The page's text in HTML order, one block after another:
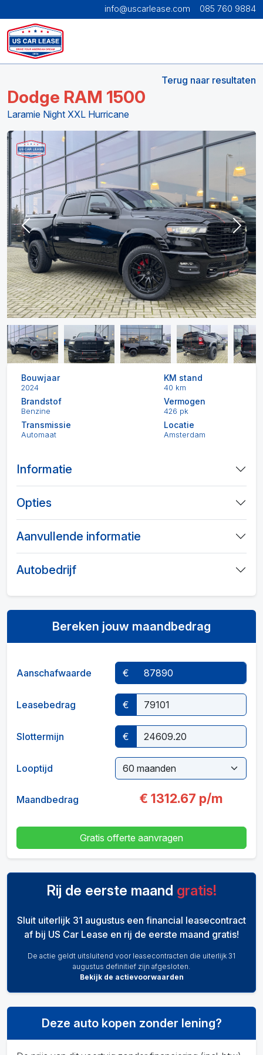
info@uscarlease.com 085 760 9884
Terug naar resultaten
Dodge RAM 1500
Laramie Night XXL Hurricane
Previous Next
Bouwjaar
2024
KM stand
40 km
Brandstof
Benzine
Vermogen
426 pk
Transmissie
Automaat
Locatie
Amsterdam
Informatie
Opties
Aanvullende informatie
Autobedrijf
Bereken jouw maandbedrag
Aanschafwaarde €
Leasebedrag €
Slottermijn €
Looptijd
Maandbedrag € 1312.67 p/m
Gratis offerte aanvragen
Rij de eerste maand gratis!
Sluit uiterlijk 31 augustus een financial leasecontract
af bij US Car Lease en rij de eerste maand gratis!
De actie geldt uitsluitend voor leasecontracten die uiterlijk 31
augustus definitief zijn afgesloten.
Bekijk de actievoorwaarden
Deze auto kopen zonder lening?